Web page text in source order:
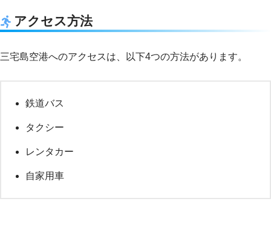
アクセス方法
三宅島空港へのアクセスは、以下4つの方法があります。
鉄道バス
タクシー
レンタカー
自家用車